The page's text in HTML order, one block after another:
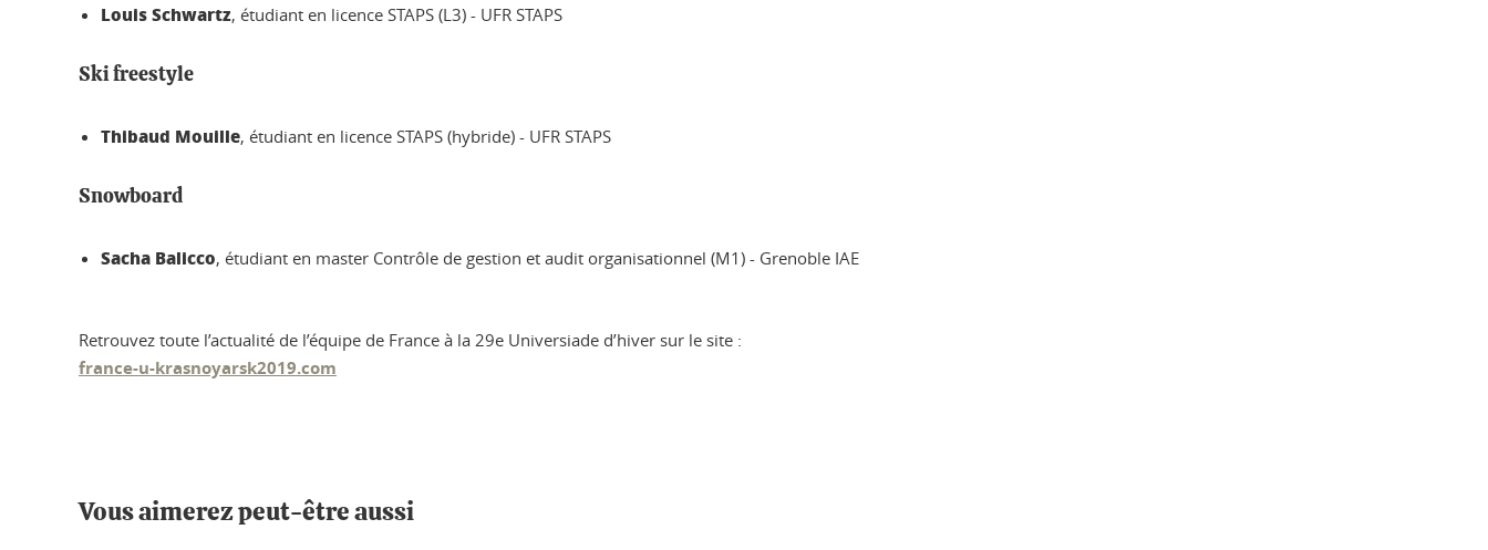
Louis Schwartz, étudiant en licence STAPS (L3) - UFR STAPS
Ski freestyle
Thibaud Mouille, étudiant en licence STAPS (hybride) - UFR STAPS
Snowboard
Sacha Balicco, étudiant en master Contrôle de gestion et audit organisationnel (M1) - Grenoble IAE
Retrouvez toute l’actualité de l’équipe de France à la 29e Universiade d’hiver sur le site :
france-u-krasnoyarsk2019.com
Vous aimerez peut-être aussi